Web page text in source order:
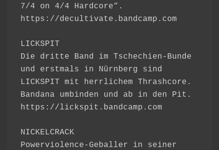
7/4 on 4/4 Hardcore“.
https://decultivate.bandcamp.com
LICKSPIT
Die dritte Band im Tschechien-Bunde
und erstmals in Nürnberg sind
LICKSPIT mit herrlichem Thrashcore.
Bandana umbinden und ab in den Pit.
https://lickspit.bandcamp.com
NICKELCRACK
Powerviolence-Geballer in seiner